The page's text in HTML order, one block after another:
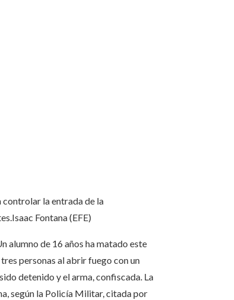
controlar la entrada de la
Isaac Fontana (EFE)
alumno de 16 años ha matado este
personas al abrir fuego con un
detenido y el arma, confiscada. La
según la Policía Militar, citada por